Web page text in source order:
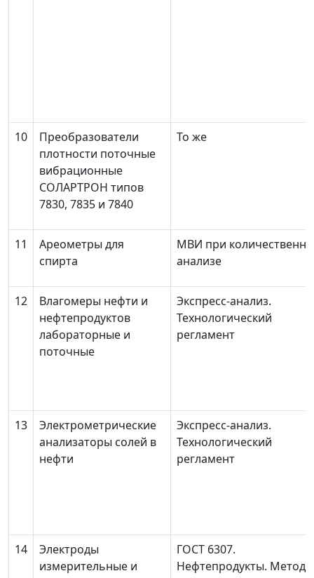
10
Преобразователи
плотности поточные
вибрационные
СОЛАРТРОН типов
7830, 7835 и 7840
То же
11
Ареометры для
спирта
МВИ при
анализе
12
Влагомеры нефти и
нефтепродуктов
лабораторные и
поточные
Экспресс-анализ.
Технологический
регламент
13
Электрометрические
анализаторы солей в
нефти
Экспресс-анализ.
Технологический
регламент
14
Электроды
измерительные и
ГОСТ 6307.
Нефтепродукты. Метод